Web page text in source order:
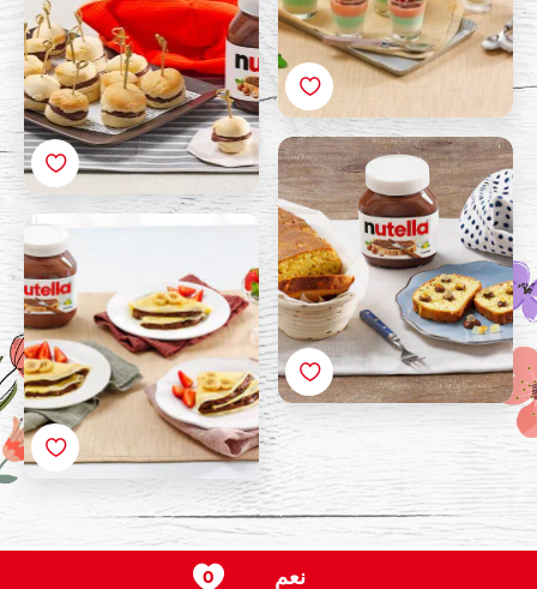
شرائح البريوش مع نوتيلا®
وفواكه حمضية مجففة
كريب نوتيلا وفواكه
نعم